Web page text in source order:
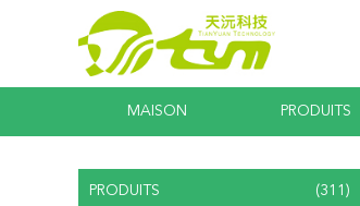
MAISON PRODUITS
PRODUITS (311)